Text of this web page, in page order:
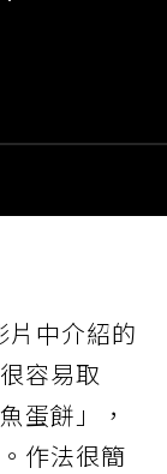
中介紹的
容易取
蛋餅」，
作法很簡